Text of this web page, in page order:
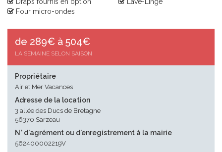
Four micro-ondes
de 289€ à 504€
LA SEMAINE SELON SAISON
Propriétaire
Air et Mer Vacances
Adresse de la location
3 allée des Ducs de Bretagne
56370 Sarzeau
N° d'agrément ou d'enregistrement à la mairie
562400002219V